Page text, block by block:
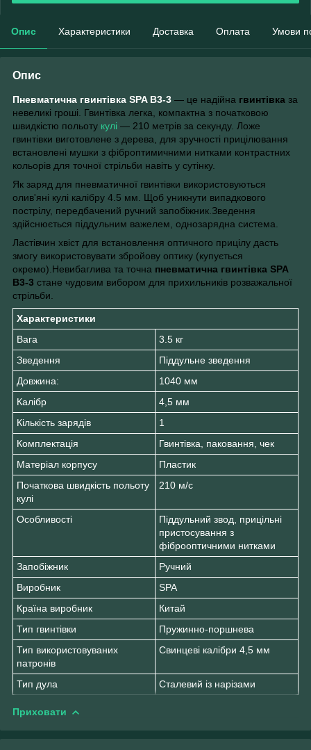
Опис Характеристики Доставка Оплата Умови
Опис
Пневматична гвинтівка SPA B3-3 — це надійна гвинтівка за
невеликі гроші. Гвинтівка легка, компактна з початковою
швидкістю польоту кулі — 210 метрів за секунду. Ложе
гвинтівки виготовлене з дерева, для зручності прицілювання
встановлені мушки з фіброптимичними нитками контрастних
кольорів для точної стрільби навіть у сутінку.
Як заряд для пневматичної гвинтівки використовуються
олив'яні кулі калібру 4.5 мм. Щоб уникнути випадкового
пострілу, передбачений ручний запобіжник.Зведення
здійснюється піддульним важелем, однозарядна система.
Ластівчин хвіст для встановлення оптичного прицілу дасть
змогу використовувати збройову оптику (купується
окремо).Невибаглива та точна пневматична гвинтівка SPA
B3-3 стане чудовим вибором для прихильників розважальної
стрільби.
Характеристики
Вага
3.5 кг
Зведення
Піддульне зведення
Довжина:
1040 мм
Калібр
4,5 мм
Кількість зарядів
1
Комплектація
Гвинтівка, паковання, чек
Матеріал корпусу
Пластик
Початкова швидкість польоту
кулі
210 м/с
Особливості
Піддульний звод, прицільні
пристосування з
фіброоптичними нитками
Запобіжник
Ручний
Виробник
SPA
Країна виробник
Китай
Тип гвинтівки
Пружинно-поршнева
Тип використовуваних
патронів
Свинцеві калібри 4,5 мм
Тип дула Сталевий із нарізами
Приховати